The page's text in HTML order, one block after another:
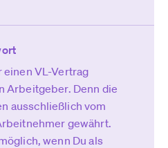
einen VL-Vertrag
Arbeitgeber. Denn die
ausschließlich vom
gewährt.
wenn Du als